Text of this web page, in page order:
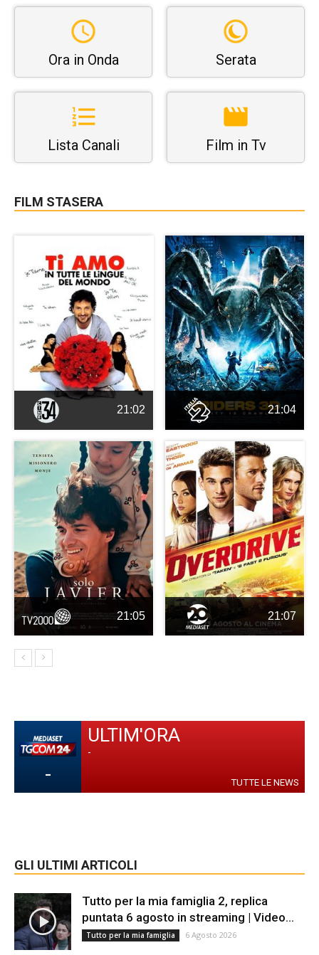
Ora in Onda Serata
Lista Canali Film in Tv
FILM STASERA
21:02 21:04
21:05 21:07
-
ULTIM'ORA
-
TUTTE LE NEWS
GLI ULTIMI ARTICOLI
Tutto per la mia famiglia 2, replica
puntata 6 agosto in streaming | Video...
Tutto per la mia famiglia 6 Agosto 2026